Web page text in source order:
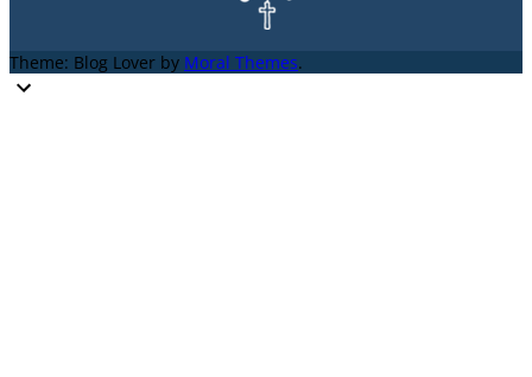
Theme: Blog Lover by Moral Themes.